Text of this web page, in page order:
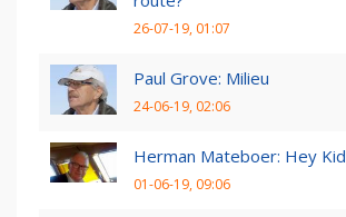
26-07-19, 01:07
Paul Grove: Milieu
24-06-19, 02:06
Herman Mateboer: Hey Kid
01-06-19, 09:06